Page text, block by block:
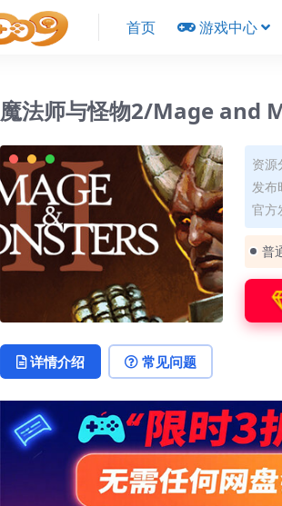
首页 游戏中心
魔法师与怪物2/Mage and
资
发布
官方
普
详情介绍 常见问题